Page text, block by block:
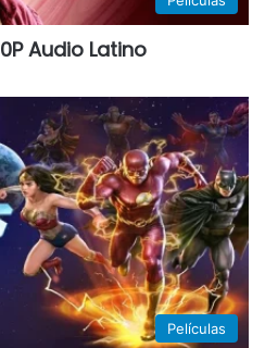
Audio Latino
Películas